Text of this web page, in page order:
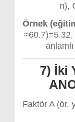
n),
Örnek
7) İki
Faktör A (ör.